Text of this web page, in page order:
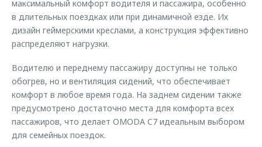
максимальный комфорт водителя и пассажира, особенно
в длительных поездках или при динамичной езде. Их
дизайн геймерскими креслами, а конструкция эффективно
распределяют нагрузки.
Водителю и переднему пассажиру доступны не только
обогрев, но и вентиляция сидений, что обеспечивает
комфорт в любое время года. На заднем сидении также
предусмотрено достаточно места для комфорта всех
пассажиров, что делает OMODA C7 идеальным выбором
для семейных поездок.